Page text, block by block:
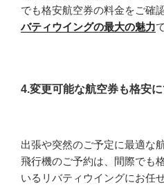
でも格安航空券の料金をご確
バティウイングの最大の魅力
4.変更可能な航空券も格安に
出張や突然のご予定に最適な
飛行機のご予約は、間際でも
いるリバティウイングにお任